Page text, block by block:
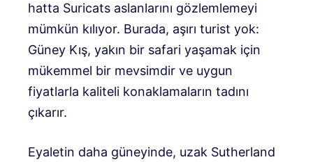
hatta Suricats aslanlarını gözlemlemeyi
mümkün kılıyor. Burada, aşırı turist yok:
Güney Kış, yakın bir safari yaşamak için
mükemmel bir mevsimdir ve uygun
fiyatlarla kaliteli konaklamaların tadını
çıkarır.
Eyaletin daha güneyinde, uzak Sutherland